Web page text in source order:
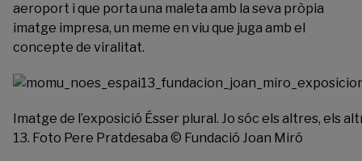
aeroport i que porta una maleta amb la seva pròpia
imatge impresa, un meme en viu que juga amb el
concepte de viralitat.
Imatge de l’exposició Ésser plural. Jo sóc els altres, els
13. Foto Pere Pratdesaba © Fundació Joan Miró